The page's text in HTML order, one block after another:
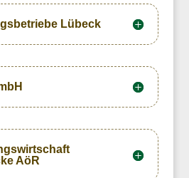
Lübeck
AöR